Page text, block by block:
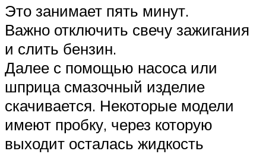
Это занимает пять минут.
Важно отключить свечу зажигания
и слить бензин.
Далее с помощью насоса или
шприца смазочный изделие
скачивается. Некоторые модели
имеют пробку, через которую
выходит осталась жидкость